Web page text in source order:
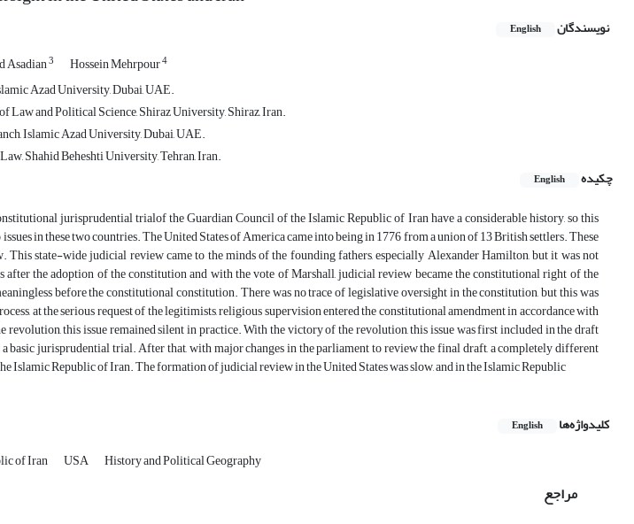
نویسندگان English
Asadian3 Hossein Mehrpour4
Azad University, Dubai, UAE.
Law and Political Science, Shiraz University, Shiraz, Iran.
Islamic Azad University, Dubai, UAE.
Shahid Beheshti University, Tehran, Iran.
چکیده
English
jurisprudential trialof the Guardian Council of the Islamic Republic of Iran have a considerable history, so this
in these two countries. The United States of America came into being in 1776 from a union of 13 British settlers. These
state-wide judicial review came to the minds of the founding fathers, especially Alexander Hamilton, but it was not
the adoption of the constitution and with the vote of Marshall, judicial review became the constitutional right of the
before the constitutional constitution. There was no trace of legislative oversight in the constitution, but this was
at the serious request of the legitimists, religious supervision entered the constitutional amendment in accordance with
this issue remained silent in practice. With the victory of the revolution, this issue was first included in the draft
basic jurisprudential trial. After that, with major changes in the parliament to review the final draft, a completely different
Islamic Republic of Iran. The formation of judicial review in the United States was slow, and in the Islamic Republic
کلیدواژه‌ها English
of Iran USA History and Political Geography
مراجع